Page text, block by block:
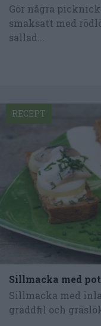
Gör några
smaksatt med
sallad...
Sillmacka med
Sillmacka med
gräddfil och
RECEPT